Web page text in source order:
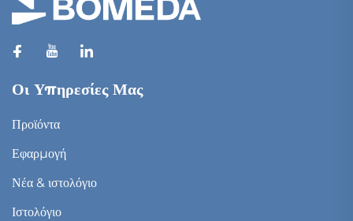
Οι Υπηρεσίες Μας
Προϊόντα
Εφαρμογή
Νέα & ιστολόγιο
Ιστολόγιο